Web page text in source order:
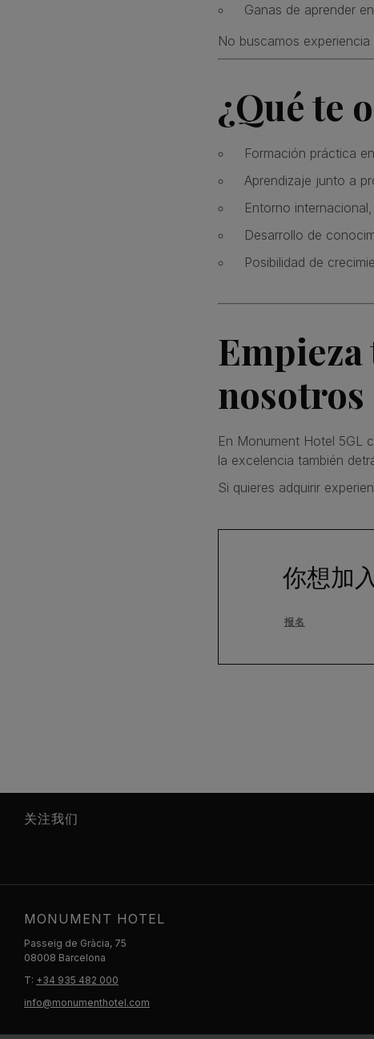
Ganas de aprender
No buscamos
¿Qué te
Formación práctica
Aprendizaje junto a
Entorno
Desarrollo de
Posibilidad de
nosotros
En Monument Hotel 5GL
la excelencia también
Si quieres adquirir
你想加
报名
关注我们
MONUMENT HOTEL
Passeig de Gràcia, 75
08008 Barcelona
T: +34 935 482 000
info@monumenthotel.com